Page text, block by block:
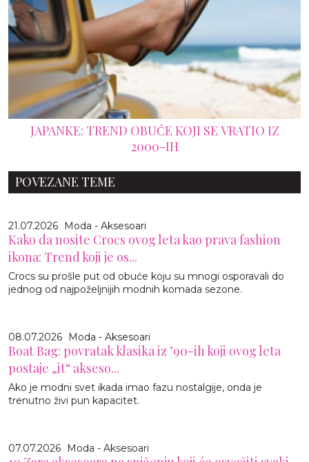
JAPANKE: TREND OBUĆE KOJI SE VRATIO IZ
2000-IH
POVEZANE TEME
21.07.2026 Moda - Aksesoari
Kako da nosite Crocs ovog leta kao prava fashion
ikona: Trend koji je os...
Crocs su prošle put od obuće koju su mnogi osporavali do
jednog od najpoželjnijih modnih komada sezone.
08.07.2026 Moda - Aksesoari
Boat Bag: povratak klasika iz ’90-ih koji ovog leta
postaje „it“ akseso...
Ako je modni svet ikada imao fazu nostalgije, onda je
trenutno živi pun kapacitet.
07.07.2026 Moda - Aksesoari